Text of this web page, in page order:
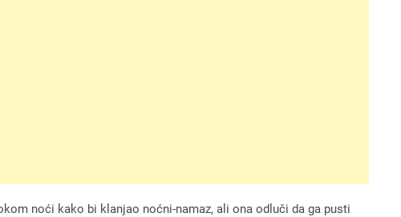
noći kako bi klanjao noćni-namaz, ali ona odluči da ga pusti